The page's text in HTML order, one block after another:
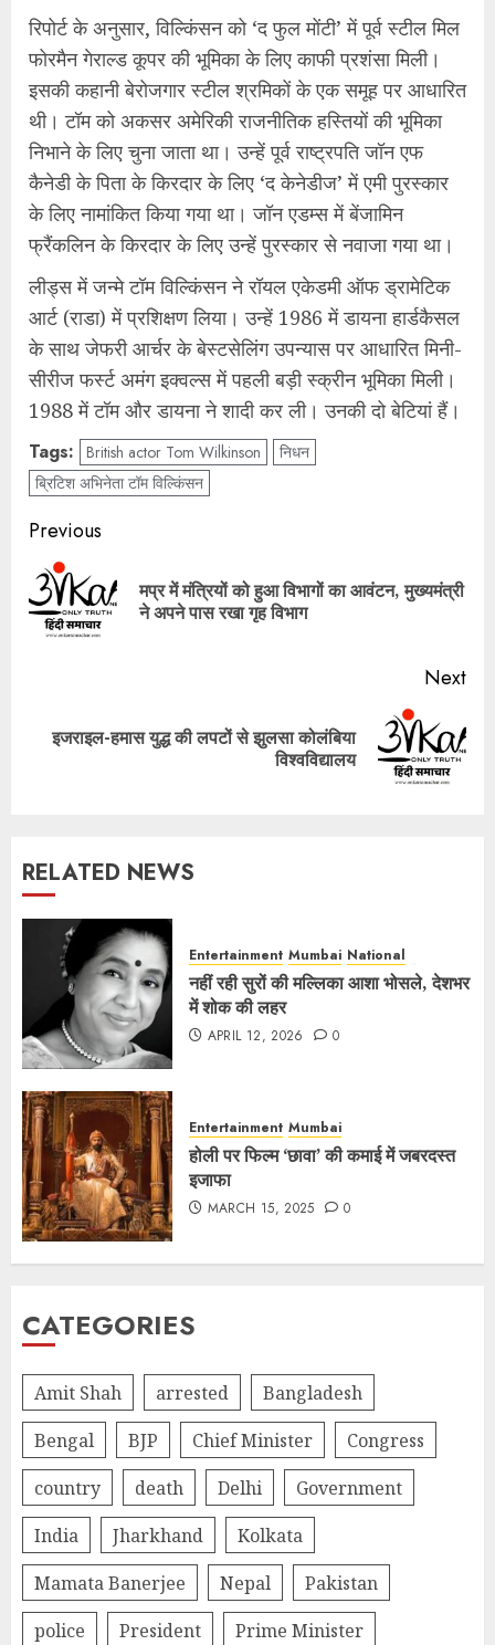
रिपोर्ट के अनुसार, विल्किंसन को ‘द फुल मोंटी’ में पूर्व स्टील मिल
फोरमैन गेराल्ड कूपर की भूमिका के लिए काफी प्रशंसा मिली।
इसकी कहानी बेरोजगार स्टील श्रमिकों के एक समूह पर आधारित
थी। टॉम को अकसर अमेरिकी राजनीतिक हस्तियों की भूमिका
निभाने के लिए चुना जाता था। उन्हें पूर्व राष्ट्रपति जॉन एफ
कैनेडी के पिता के किरदार के लिए ‘द केनेडीज’ में एमी पुरस्कार
के लिए नामांकित किया गया था। जॉन एडम्स में बेंजामिन
फ्रैंकलिन के किरदार के लिए उन्हें पुरस्कार से नवाजा गया था।
लीड्स में जन्मे टॉम विल्किंसन ने रॉयल एकेडमी ऑफ ड्रामेटिक
आर्ट (राडा) में प्रशिक्षण लिया। उन्हें 1986 में डायना हार्डकैसल
के साथ जेफरी आर्चर के बेस्टसेलिंग उपन्यास पर आधारित मिनी-
सीरीज फर्स्ट अमंग इक्वल्स में पहली बड़ी स्क्रीन भूमिका मिली।
1988 में टॉम और डायना ने शादी कर ली। उनकी दो बेटियां हैं।
Tags: British actor Tom Wilkinson
निधन
ब्रिटिश अभिनेता टॉम विल्किंसन
Post
navigation
Previous
मप्र में मंत्रियों को हुआ विभागों का आवंटन, मुख्यमंत्री
ने अपने पास रखा गृह विभाग
Next
Next
इजराइल-हमास युद्ध की लपटों से झुलसा कोलंबिया
विश्वविद्यालय
RELATED NEWS
Entertainment Mumbai National
नहीं रही सुरों की मल्लिका आशा भोसले, देशभर
में शोक की लहर
APRIL 12, 2026 0
Entertainment Mumbai
होली पर फिल्म ‘छावा’ की कमाई में जबरदस्त
इजाफा
MARCH 15, 2025 0
CATEGORIES
Amit Shah arrested
Bangladesh
Bengal
BJP Chief Minister
Congress
country
death Delhi
Government
India
Jharkhand
Kolkata
Mamata Banerjee
Nepal
Pakistan
police
President Prime Minister